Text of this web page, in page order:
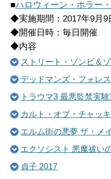
■ハロウィーン・ホラー
◆実施期間：2017年9月9
◆開催日時：毎日開催
◆内容
ストリート・ゾンビ＆
デッドマンズ・フォレ
トラウマ3 最悪監禁実験
カルト・オブ・チャッ
エルム街の悪夢 ザ・メ
エクソシスト 悪魔祓い
貞子 2017